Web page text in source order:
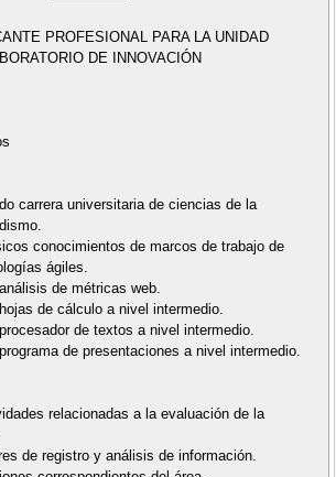
PROFESIONAL PARA LA UNIDAD
DE INNOVACIÓN
carrera universitaria de ciencias de la
conocimientos de marcos de trabajo de
ágiles.
de métricas web.
de cálculo a nivel intermedio.
de textos a nivel intermedio.
de presentaciones a nivel intermedio.
relacionadas a la evaluación de la
de registro y análisis de información.